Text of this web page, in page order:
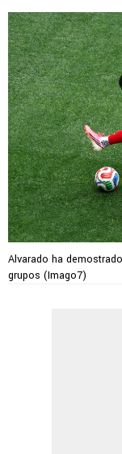
Alvarado ha
grupos (Imago7)